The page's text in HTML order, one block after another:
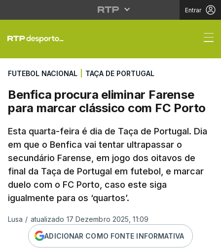
Entrar
Benfica procura
FUTEBOL NACIONAL TAÇA DE PORTUGAL
Benfica procura eliminar Farense
para marcar clássico com FC Porto
Esta quarta-feira é dia de Taça de Portugal. Dia
em que o Benfica vai tentar ultrapassar o
secundário Farense, em jogo dos oitavos de
final da Taça de Portugal em futebol, e marcar
duelo com o FC Porto, caso este siga
igualmente para os ‘quartos’.
Lusa / atualizado 17 Dezembro 2025, 11:09
ADICIONAR COMO FONTE INFORMATIVA